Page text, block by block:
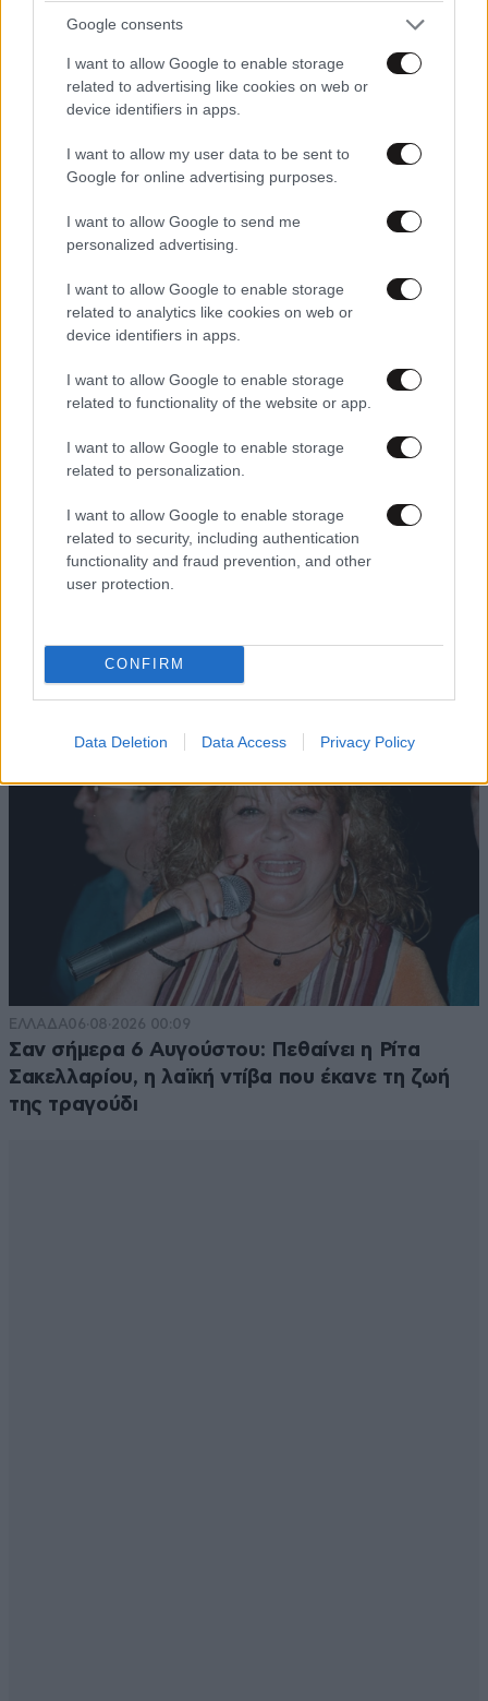
Google consents
I want to allow Google to enable storage
related to advertising like cookies on web or
device identifiers in apps.
I want to allow my user data to be sent to
Google for online advertising purposes.
I want to allow Google to send me
personalized advertising.
I want to allow Google to enable storage
related to analytics like cookies on web or
device identifiers in apps.
I want to allow Google to enable storage
related to functionality of the website or app.
I want to allow Google to enable storage
related to personalization.
I want to allow Google to enable storage
related to security, including authentication
functionality and fraud prevention, and other
user protection.
CONFIRM
Data Deletion Data Access Privacy Policy
γιατί "απίστευτο"; 15·05·2026 23:11
απλά τώρα το κάνατε άρθρο...
TRENDING
ΕΛΛΑΔΑ06·08·2026 00:09
Σαν σήμερα 6 Αυγούστου: Πεθαίνει η Ρίτα
Σακελλαρίου, η λαϊκή ντίβα που έκανε τη ζωή
της τραγούδι